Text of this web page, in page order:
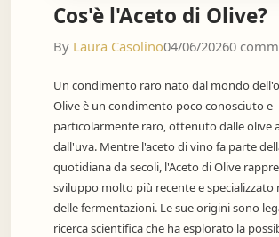
Cos'è l'Aceto di Olive?
By Laura Casolino04/06/20260
Un condimento raro nato dal mondo
Olive è un condimento poco conosciuto e
particolarmente raro, ottenuto dalle olive
dall'uva. Mentre l'aceto di vino fa parte
quotidiana da secoli, l'Aceto di Olive
sviluppo molto più recente e specializzato
delle fermentazioni. Le sue origini sono
ricerca scientifica che ha esplorato la